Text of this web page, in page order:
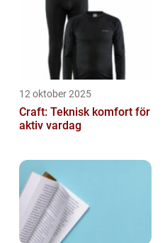
12 oktober 2025
Craft: Teknisk komfort för
aktiv vardag